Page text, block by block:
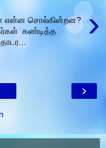
›
என்ன சொல்கின்றன?
கண்டித்த
›